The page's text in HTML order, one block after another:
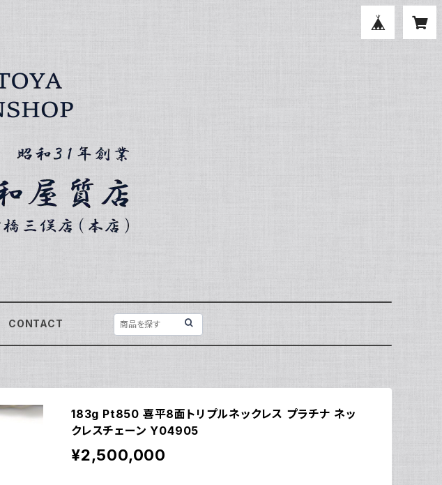
CONTACT
183g Pt850 喜平8面トリプルネックレス プラチナ ネッ
クレスチェーン Y04905
¥2,500,000